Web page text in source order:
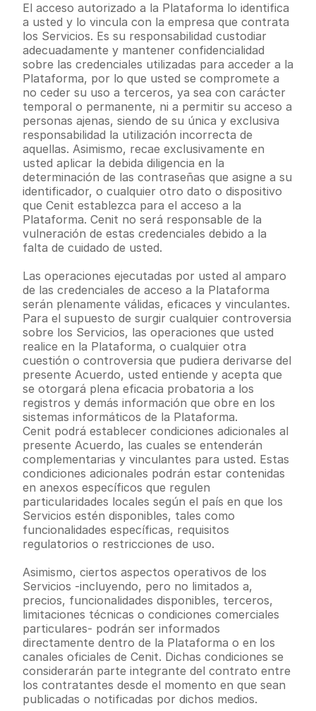
El acceso autorizado a la Plataforma lo identifica
a usted y lo vincula con la empresa que contrata
los Servicios. Es su responsabilidad custodiar
adecuadamente y mantener confidencialidad
sobre las credenciales utilizadas para acceder a la
Plataforma, por lo que usted se compromete a
no ceder su uso a terceros, ya sea con carácter
temporal o permanente, ni a permitir su acceso a
personas ajenas, siendo de su única y exclusiva
responsabilidad la utilización incorrecta de
aquellas. Asimismo, recae exclusivamente en
usted aplicar la debida diligencia en la
determinación de las contraseñas que asigne a su
identificador, o cualquier otro dato o dispositivo
que Cenit establezca para el acceso a la
Plataforma. Cenit no será responsable de la
vulneración de estas credenciales debido a la
falta de cuidado de usted.
Las operaciones ejecutadas por usted al amparo
de las credenciales de acceso a la Plataforma
serán plenamente válidas, eficaces y vinculantes.
Para el supuesto de surgir cualquier controversia
sobre los Servicios, las operaciones que usted
realice en la Plataforma, o cualquier otra
cuestión o controversia que pudiera derivarse del
presente Acuerdo, usted entiende y acepta que
se otorgará plena eficacia probatoria a los
registros y demás información que obre en los
sistemas informáticos de la Plataforma.
Cenit podrá establecer condiciones adicionales al
presente Acuerdo, las cuales se entenderán
complementarias y vinculantes para usted. Estas
condiciones adicionales podrán estar contenidas
en anexos específicos que regulen
particularidades locales según el país en que los
Servicios estén disponibles, tales como
funcionalidades específicas, requisitos
regulatorios o restricciones de uso.
Asimismo, ciertos aspectos operativos de los
Servicios -incluyendo, pero no limitados a,
precios, funcionalidades disponibles, terceros,
limitaciones técnicas o condiciones comerciales
particulares- podrán ser informados
directamente dentro de la Plataforma o en los
canales oficiales de Cenit. Dichas condiciones se
considerarán parte integrante del contrato entre
los contratantes desde el momento en que sean
publicadas o notificadas por dichos medios.